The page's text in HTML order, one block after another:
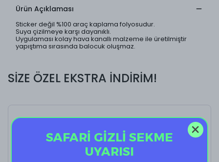
Ürün Açıklaması
Sticker değil %100 araç kaplama folyosudur.
Suya çizilmeye karşı dayanıklı.
Uygulaması kolay hava kanallı malzeme ile üretilmiştir
yapıştıma sırasında balocuk oluşmaz.
SİZE ÖZEL EKSTRA İNDİRİM!
%40
₺ 12.50 ₺ 7.50
SAFARİ GİZLİ SEKME
UYARISI